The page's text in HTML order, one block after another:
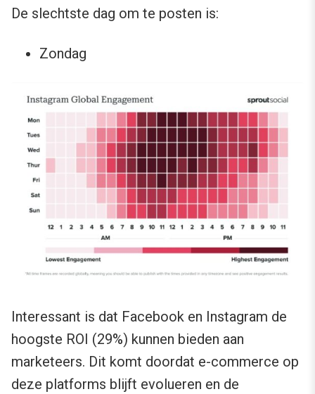
De slechtste dag om te posten is:
Zondag
Interessant is dat Facebook en Instagram de
hoogste ROI (29%) kunnen bieden aan
marketeers. Dit komt doordat e-commerce op
deze platforms blijft evolueren en de